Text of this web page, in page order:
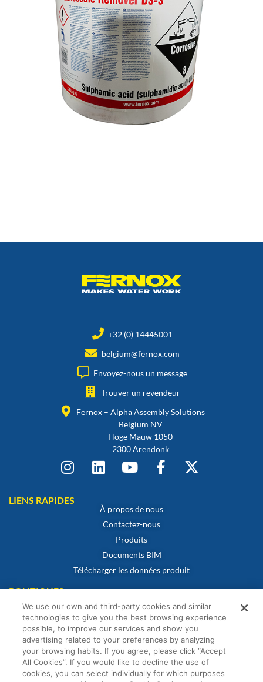
+32 (0) 14445001
belgium@fernox.com
Envoyez-nous un message
Trouver un revendeur
Fernox – Alpha Assembly Solutions
Belgium NV
Hoge Mauw 1050
2300 Arendonk
LIENS RAPIDES
À propos de nous
Contactez-nous
Produits
Documents BIM
Télécharger les données produit
POLITIQUES
Politique en matière de cookies
Avertissement
Politique de confidentialité
Conditions générales de vente
Déclaration de garantie
We use our own and third-party cookies and similar
technologies to give you the best browsing experience
possible, to improve our services and show you
advertising related to your preferences by analyzing
your browsing habits. If you agree, please click “Accept
All Cookies”. If you would like to decline the use of
cookies, you can select individually for which purposes